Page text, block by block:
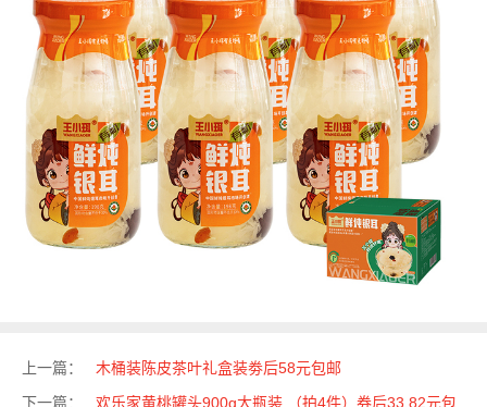
上一篇：
木桶装陈皮茶叶礼盒装劵后58元包邮
下一篇：
欢乐家黄桃罐头900g大瓶装 （拍4件）券后33.82元包